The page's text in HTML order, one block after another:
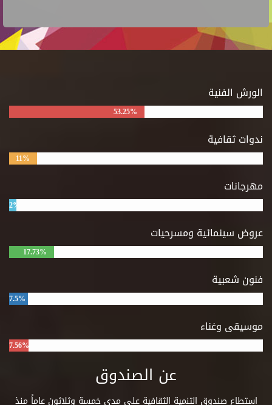
الورش الفنية
53.25%
ندوات ثقافية
11%
مهرجانات
2%
عروض سينمائية ومسرحيات
17.73%
فنون شعبية
7.5%
موسيقى وغناء
7.56%
عن الصندوق
استطاع صندوق التنمية الثقافية على مدى خمسة وثلاثون عاماً منذ